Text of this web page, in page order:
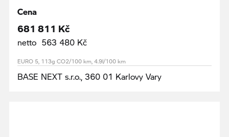
Cena
681 811 Kč
netto 563 480 Kč
EURO 5, 113g CO2/100 km, 4.9l/100 km
BASE NEXT s.r.o., 360 01 Karlovy Vary